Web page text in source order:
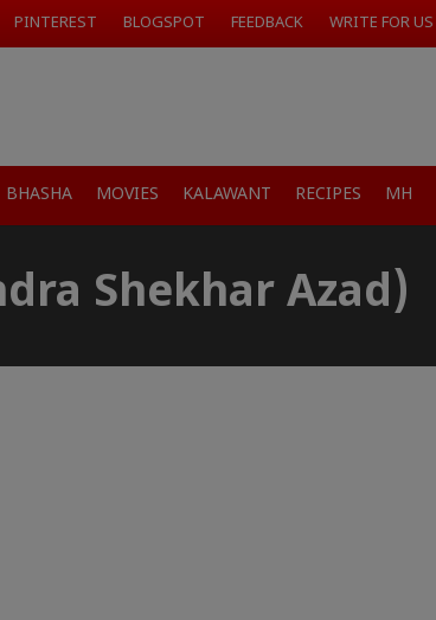
PINTEREST BLOGSPOT FEEDBACK WRITE FOR US
BHASHA MOVIES KALAWANT RECIPES MH
Shekhar Azad)